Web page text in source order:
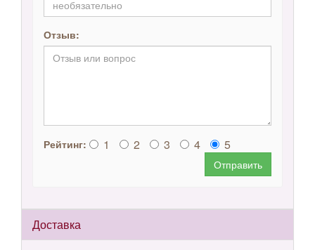
Отзыв:
Рейтинг: 1 2 3 4 5
Отправить
Доставка